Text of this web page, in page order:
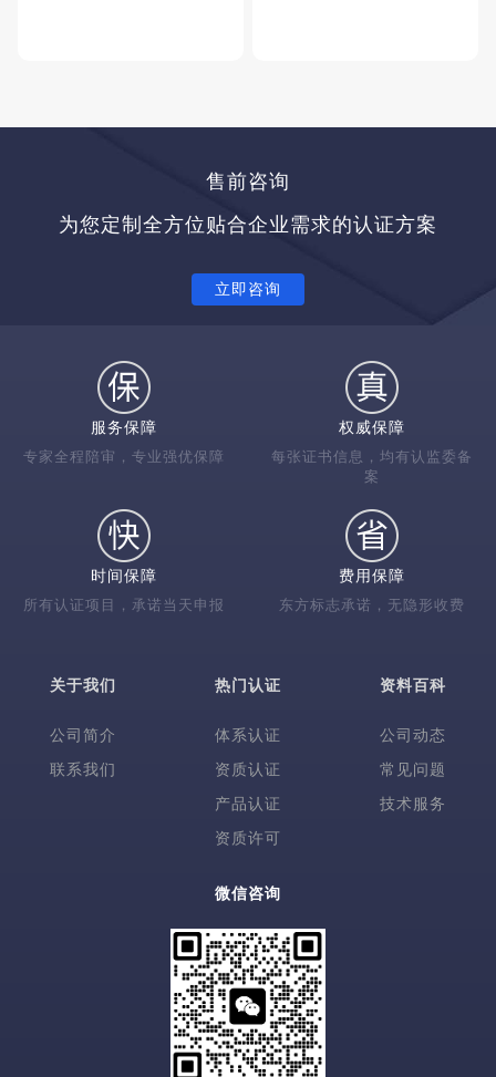
售前咨询
为您定制全方位贴合企业需求的认证方案
立即咨询
服务保障
专家全程陪审，专业强优保障
权威保障
每张证书信息，均有认监委备
案
时间保障
所有认证项目，承诺当天申报
费用保障
东方标志承诺，无隐形收费
关于我们
公司简介
联系我们
热门认证
体系认证
资质认证
产品认证
资质许可
资料百科
公司动态
常见问题
技术服务
微信咨询